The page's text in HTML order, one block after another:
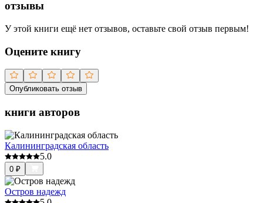
отзывы
У этой книги ещё нет отзывов, оставьте свой отзыв первым!
Оцените книгу
Опубликовать отзыв
книги авторов
Калининградская область
5.0
0 ₽
Остров надежд